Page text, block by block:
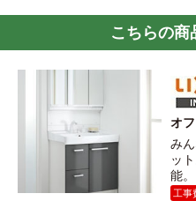
こちらの商
オ
み
ッ
能。